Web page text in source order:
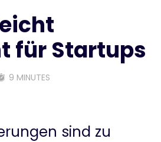
für Startups
9 MINUTES
sind zu